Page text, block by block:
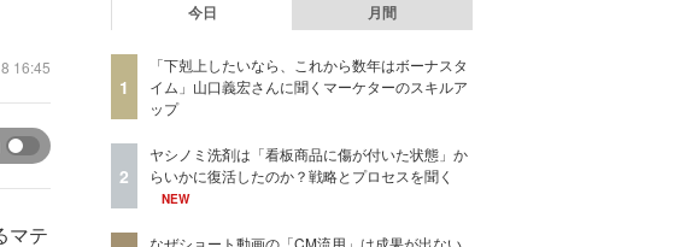
16:45
マテ
今日 月間
1
「下剋上したいなら、これから数年はボーナスタ
イム」山口義宏さんに聞くマーケターのスキルア
ップ
2
ヤシノミ洗剤は「看板商品に傷が付いた状態」か
らいかに復活したのか？戦略とプロセスを聞く
NEW
なぜショート動画の「CM流用」は成果が出ない